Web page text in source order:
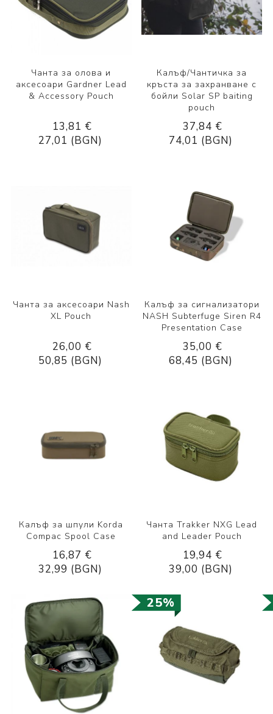
Чанта за олова и
аксесоари Gardner Lead
& Accessory Pouch
13,81 €
27,01 (BGN)
Калъф/Чантичка за
кръста за захранване с
бойли Solar SP baiting
pouch
37,84 €
74,01 (BGN)
Чанта за аксесоари Nash
XL Pouch
26,00 €
50,85 (BGN)
Калъф за сигнализатори
NASH Subterfuge Siren R4
Presentation Case
35,00 €
68,45 (BGN)
Калъф за шпули Korda
Compac Spool Case
16,87 €
32,99 (BGN)
Чанта Trakker NXG Lead
and Leader Pouch
19,94 €
39,00 (BGN)
25%